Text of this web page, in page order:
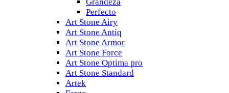
Perfecto
Art Stone Airy
Art Stone Antiq
Art Stone Armor
Art Stone Force
Art Stone Optima pro
Art Stone Standard
Artek